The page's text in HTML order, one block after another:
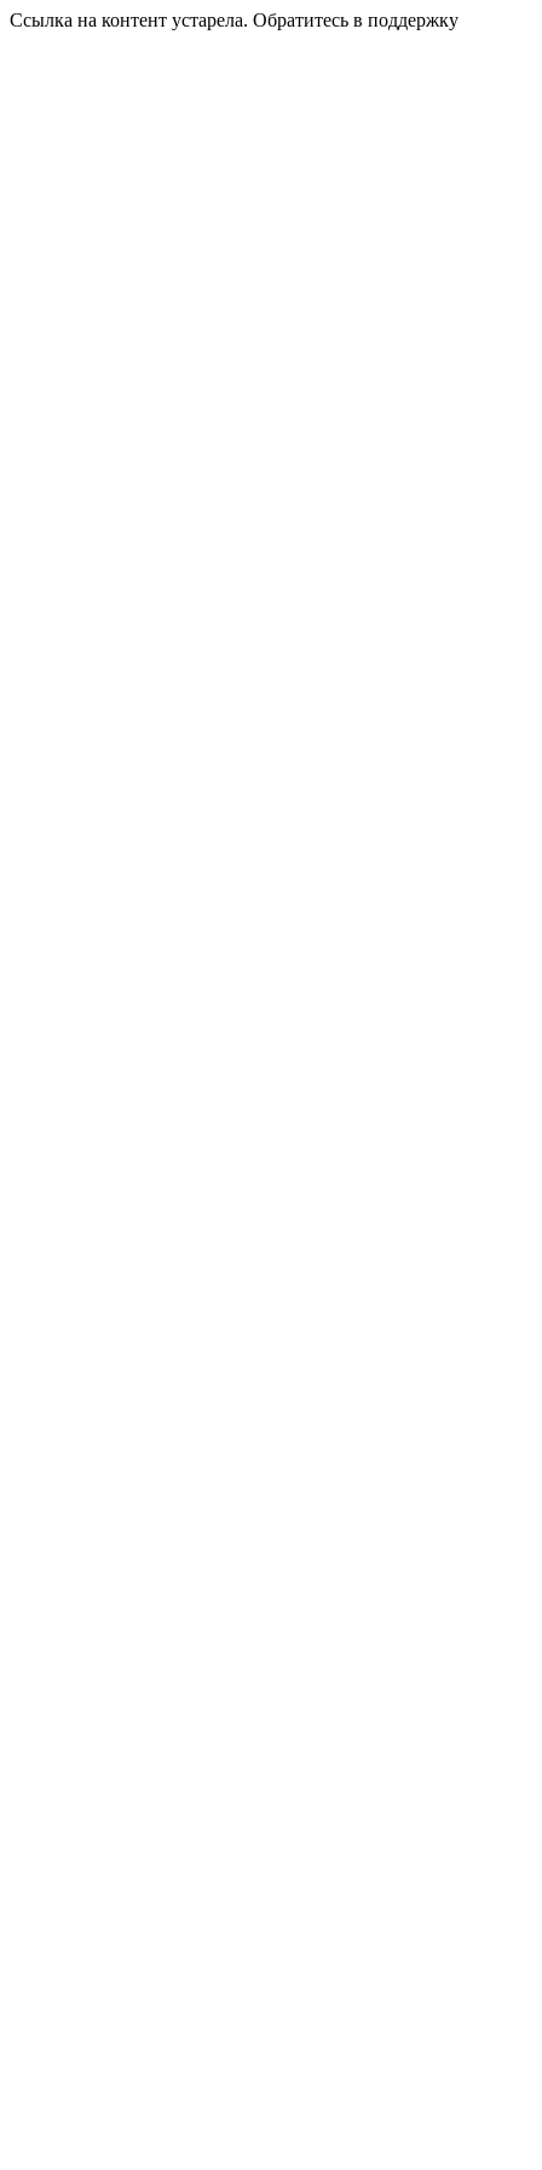
Ссылка на контент устарела. Обратитесь в поддержку